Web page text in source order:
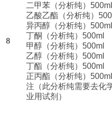
8
二甲苯（分析纯） 500ml
乙酸乙酯（分析纯）
异丙醇（分析纯） 500ml
丁酮（分析纯） 500ml
甲醇（分析纯） 500ml
乙醇（分析纯） 500ml
丁酯（分析纯） 500ml
正丙酯（分析纯） 500ml
注（此分析纯需要去化
业用试剂）